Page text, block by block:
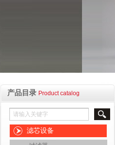
产品目录 Product catalog
滤芯设备